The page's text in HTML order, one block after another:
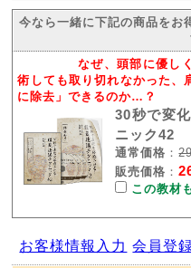
今なら一緒に下記の商品をお
なぜ、頭部に優し
術しても取り切れなかった、
に除去」できるのか…？
30秒で変
ニック42
通常価格 ：
販売価格 ：
この教材
お客様情報入力 会員登